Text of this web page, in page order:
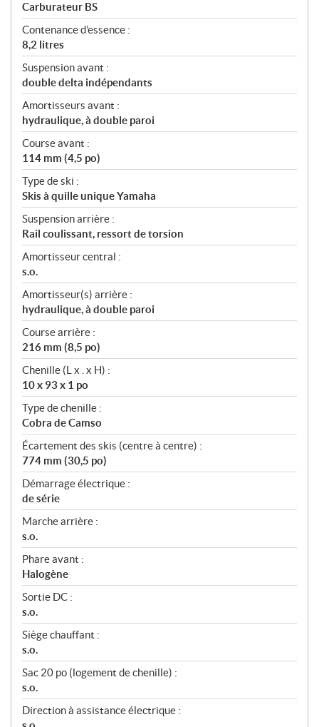
Carburateur BS
Contenance d’essence :
8,2 litres
Suspension avant :
double delta indépendants
Amortisseurs avant :
hydraulique, à double paroi
Course avant :
114 mm (4,5 po)
Type de ski :
Skis à quille unique Yamaha
Suspension arrière :
Rail coulissant, ressort de torsion
Amortisseur central :
s.o.
Amortisseur(s) arrière :
hydraulique, à double paroi
Course arrière :
216 mm (8,5 po)
Chenille (L x . x H) :
10 x 93 x 1 po
Type de chenille :
Cobra de Camso
Écartement des skis (centre à centre) :
774 mm (30,5 po)
Démarrage électrique :
de série
Marche arrière :
s.o.
Phare avant :
Halogène
Sortie DC :
s.o.
Siège chauffant :
s.o.
Sac 20 po (logement de chenille) :
s.o.
Direction à assistance électrique :